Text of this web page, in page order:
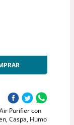
Purifier con
Caspa, Humo